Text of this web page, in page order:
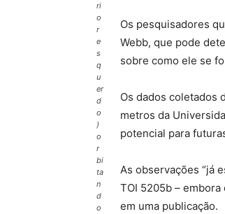
ri
o
r
e
s
q
u
er
d
o
)
o
r
bi
ta
n
d
o
Os pesquisadores
Webb, que pode
sobre como ele se
Os dados coletados
metros da
potencial para
As observações “já
TOI 5205b –
em uma publicação.